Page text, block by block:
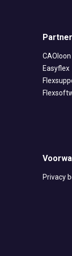
CAOloon
Easyflex
Privacy